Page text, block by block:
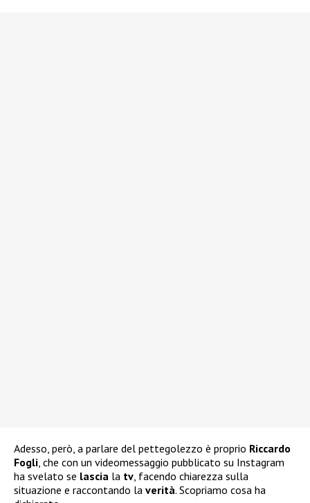
Adesso, però, a parlare del pettegolezzo è proprio Riccardo
Fogli, che con un videomessaggio pubblicato su Instagram
ha svelato se lascia la tv, facendo chiarezza sulla
situazione e raccontando la verità. Scopriamo cosa ha